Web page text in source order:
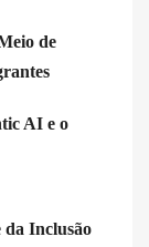
de
AI e o
da Inclusão